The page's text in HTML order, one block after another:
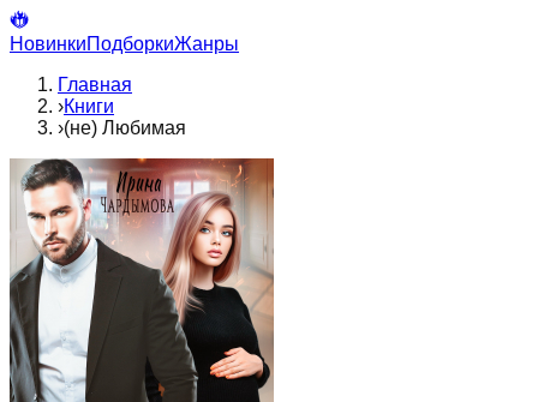
НовинкиПодборкиЖанры
Главная
›Книги
›(не) Любимая